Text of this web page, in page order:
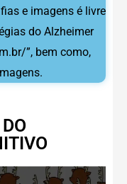
e imagens é livre
do Alzheimer
”, bem como,